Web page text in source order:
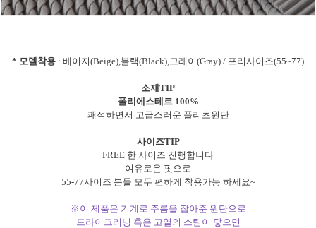
* 모델착용 : 베이지(Beige),블랙(Black),그레이(Gray) / 프리사이즈(55~77)
소재TIP
폴리에스테르 100%
쾌적하면서 고급스러운 플리츠원단
사이즈TIP
FREE 한 사이즈 진행합니다
여유로운 핏으로
55-77사이즈 분들 모두 편하게 착용가능 하세요~
※이 제품은 기계로 주름을 잡아준 원단으로
드라이크리닝 혹은 고열의 스팀이 닿으면